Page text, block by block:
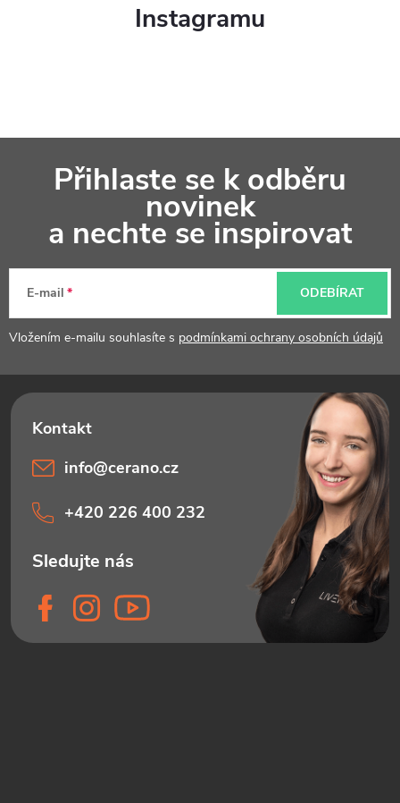
s
Instagramu
a
Přihlaste se k odběru
novinek
a nechte se inspirovat
E-mail
Vložením e-mailu souhlasíte s podmínkami ochrany osobních údajů
ODEBÍRAT
info@cerano.cz
+420 226 400 232